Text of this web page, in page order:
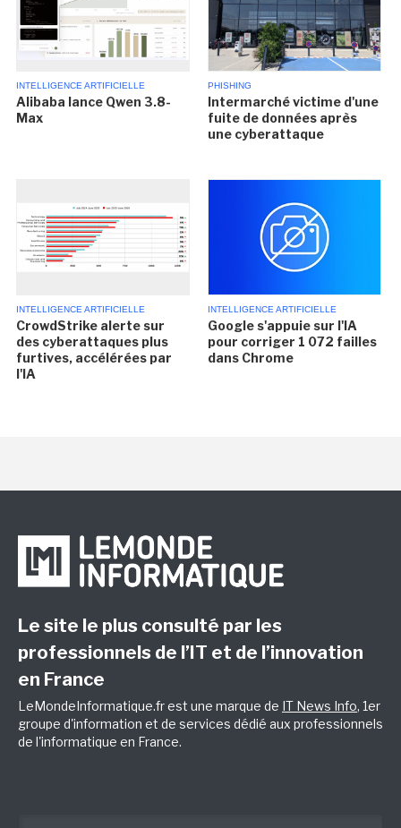
INTELLIGENCE ARTIFICIELLE
Alibaba lance Qwen 3.8-
Max
PHISHING
Intermarché victime d'une
fuite de données après
une cyberattaque
INTELLIGENCE ARTIFICIELLE
CrowdStrike alerte sur
des cyberattaques plus
furtives, accélérées par
l'IA
INTELLIGENCE ARTIFICIELLE
Google s'appuie sur l'IA
pour corriger 1 072 failles
dans Chrome
Le site le plus consulté par les
professionnels de l’IT et de l’innovation
en France
LeMondeInformatique.fr est une marque de IT News Info, 1er
groupe d'information et de services dédié aux professionnels
de l'informatique en France.